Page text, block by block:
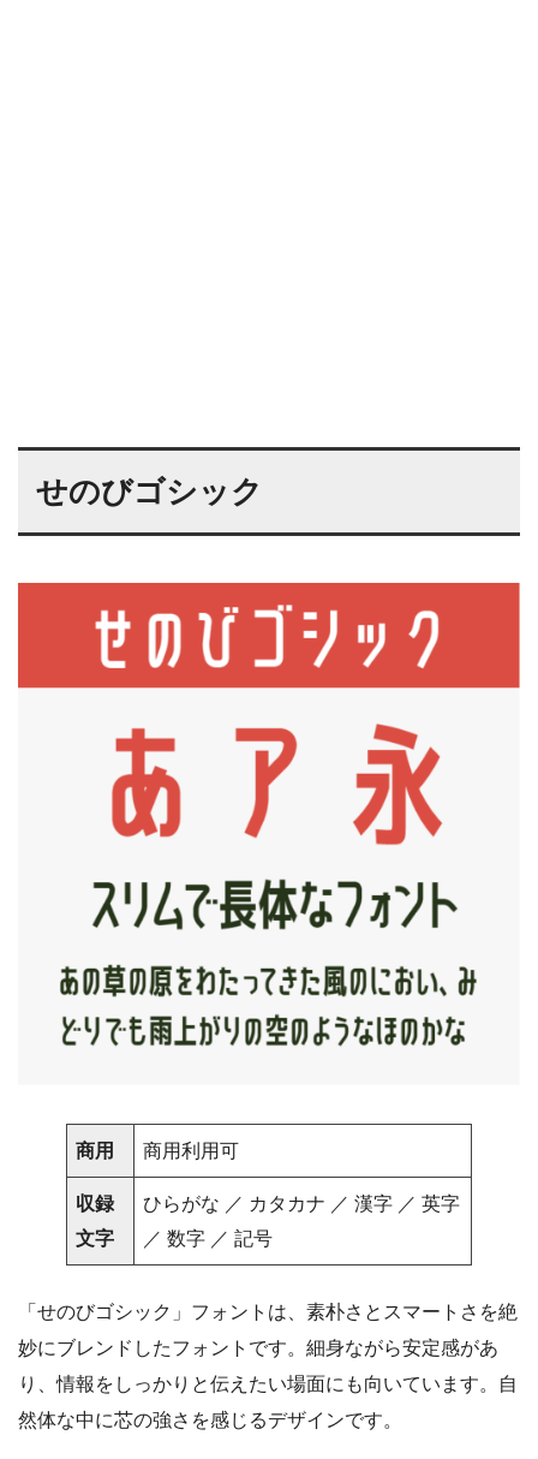
せのびゴシック
商用 商用利用可
収録
文字
ひらがな ／ カタカナ ／ 漢字 ／ 英字
／ 数字 ／ 記号
「せのびゴシック」フォントは、素朴さとスマートさを絶
妙にブレンドしたフォントです。細身ながら安定感があ
り、情報をしっかりと伝えたい場面にも向いています。自
然体な中に芯の強さを感じるデザインです。